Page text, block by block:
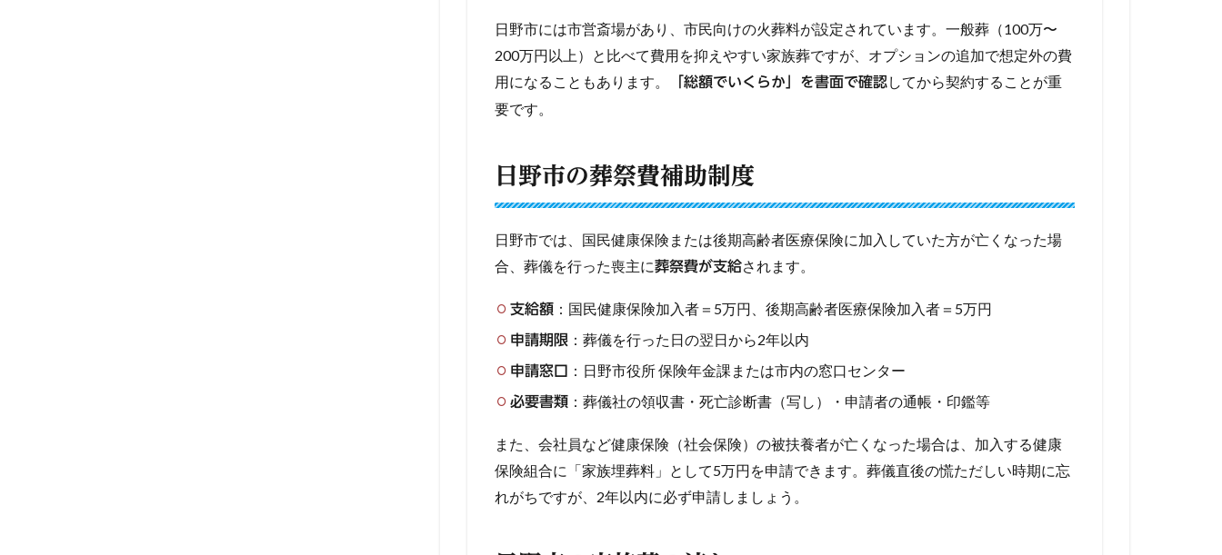
日野市には市営斎場があり、市民向けの火葬料が設定されています。一般葬（100万〜
200万円以上）と比べて費用を抑えやすい家族葬ですが、オプションの追加で想定外の費
用になることもあります。
「総額でいくらか」を書面で確認 してから契約することが重
要です。
日野市の葬祭費補助制度
日野市では、国民健康保険または後期高齢者医療保険に加入していた方が亡くなった場
合、葬儀を行った喪主に葬祭費が支給されます。
支給額 ：国民健康保険加入者＝5万円、後期高齢者医療保険加入者＝5万円
申請期限 ：葬儀を行った日の翌日から2年以内
申請窓口 ：日野市役所 保険年金課または市内の窓口センター
必要書類 ：葬儀社の領収書・死亡診断書（写し）・申請者の通帳・印鑑等
また、会社員など健康保険（社会保険）の被扶養者が亡くなった場合は、加入する健康
保険組合に「家族埋葬料」として5万円を申請できます。葬儀直後の慌ただしい時期に忘
れがちですが、2年以内に必ず申請しましょう。